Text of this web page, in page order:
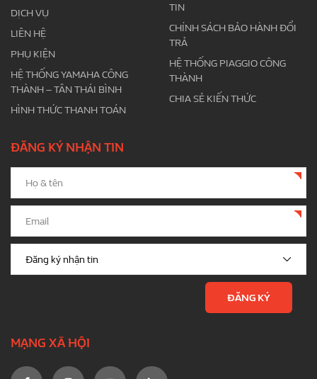
DỊCH VỤ
LIÊN HỆ
PHỤ KIỆN
HỆ THỐNG YAMAHA CÔNG
THÀNH – TÂN THÁI BÌNH
HÌNH THỨC THANH TOÁN
TIN
CHÍNH SÁCH BẢO HÀNH ĐỔI
TRẢ
HỆ THỐNG PIAGGIO CÔNG
THÀNH
CHIA SẺ KIẾN THỨC
ĐĂNG KÝ NHẬN TIN
MẠNG XÃ HỘI